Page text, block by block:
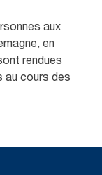
aux
en
rendues
au cours des